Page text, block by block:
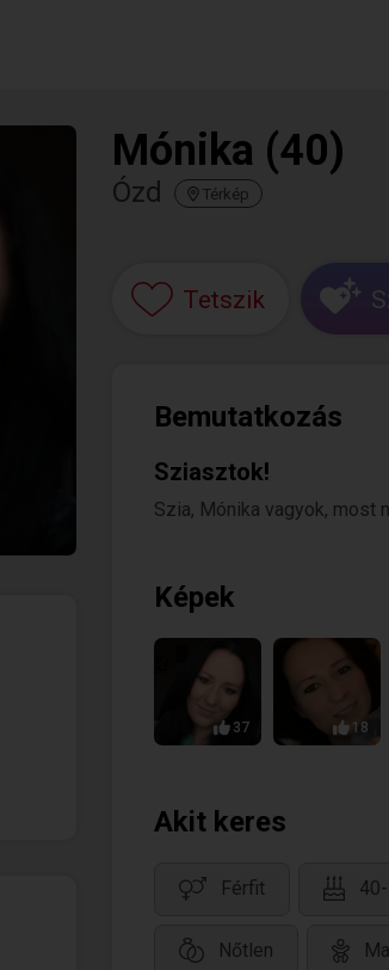
Mónika (40)
Ózd Térkép
Tetszik
Bemutatkozás
Sziasztok!
Szia, Mónika vagyok, most
Képek
37 18
Akit keres
Férfit
Nőtlen